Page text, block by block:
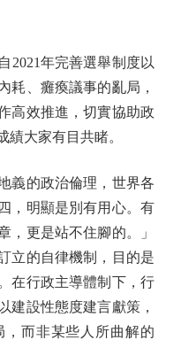
年完善選舉制度以
耗、癱瘓議事的亂局，
高效推進，切實協助政
績大家有目共睹。
的政治倫理，世界各
，明顯是別有用心。有
，更是站不住腳的。」
立的自律機制，目的是
在行政主導體制下，行
建設性態度建言獻策，
而非某些人所曲解的